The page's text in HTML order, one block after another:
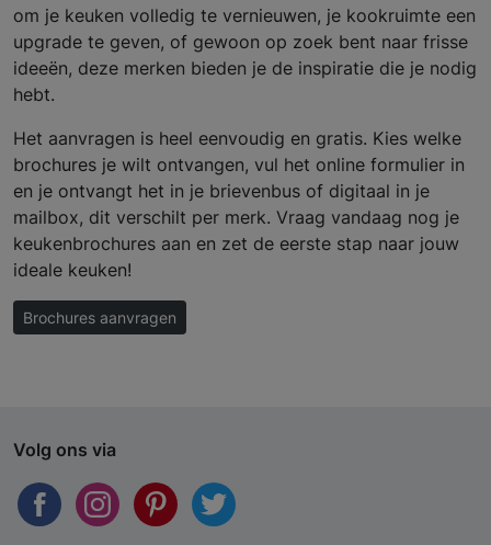
om je keuken volledig te vernieuwen, je kookruimte een
upgrade te geven, of gewoon op zoek bent naar frisse
ideeën, deze merken bieden je de inspiratie die je nodig
hebt.
Het aanvragen is heel eenvoudig en gratis. Kies welke
brochures je wilt ontvangen, vul het online formulier in
en je ontvangt het in je brievenbus of digitaal in je
mailbox, dit verschilt per merk. Vraag vandaag nog je
keukenbrochures aan en zet de eerste stap naar jouw
ideale keuken!
Brochures aanvragen
Volg ons via